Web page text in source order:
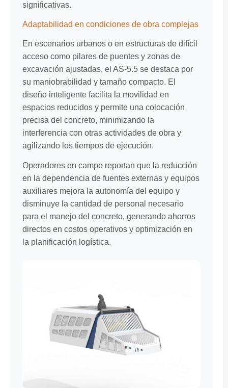
significativas.
Adaptabilidad en condiciones de obra complejas
En escenarios urbanos o en estructuras de difícil
acceso como pilares de puentes y zonas de
excavación ajustadas, el AS-5.5 se destaca por
su maniobrabilidad y tamaño compacto. El
diseño inteligente facilita la movilidad en
espacios reducidos y permite una colocación
precisa del concreto, minimizando la
interferencia con otras actividades de obra y
agilizando los tiempos de ejecución.
Operadores en campo reportan que la reducción
en la dependencia de fuentes externas y equipos
auxiliares mejora la autonomía del equipo y
disminuye la cantidad de personal necesario
para el manejo del concreto, generando ahorros
directos en costos operativos y optimización en
la planificación logística.